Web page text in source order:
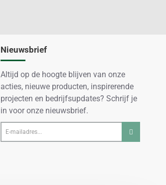
Nieuwsbrief
Altijd op de hoogte blijven van onze
acties, nieuwe producten, inspirerende
projecten en bedrijfsupdates? Schrijf je
in voor onze nieuwsbrief.
E-
mailadres...